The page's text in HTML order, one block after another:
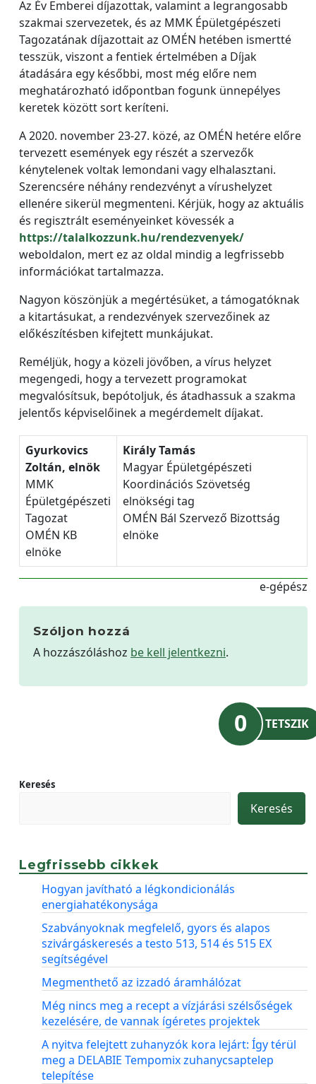
Az Év Emberei díjazottak, valamint a legrangosabb
szakmai szervezetek, és az MMK Épületgépészeti
Tagozatának díjazottait az OMÉN hetében ismertté
tesszük, viszont a fentiek értelmében a Díjak
átadására egy későbbi, most még előre nem
meghatározható időpontban fogunk ünnepélyes
keretek között sort keríteni.
A 2020. november 23-27. közé, az OMÉN hetére előre
tervezett események egy részét a szervezők
kénytelenek voltak lemondani vagy elhalasztani.
Szerencsére néhány rendezvényt a vírushelyzet
ellenére sikerül megmenteni. Kérjük, hogy az aktuális
és regisztrált eseményeinket kövessék a
https://talalkozzunk.hu/rendezvenyek/
weboldalon, mert ez az oldal mindig a legfrissebb
információkat tartalmazza.
Nagyon köszönjük a megértésüket, a támogatóknak
a kitartásukat, a rendezvények szervezőinek az
előkészítésben kifejtett munkájukat.
Reméljük, hogy a közeli jövőben, a vírus helyzet
megengedi, hogy a tervezett programokat
megvalósítsuk, bepótoljuk, és átadhassuk a szakma
jelentős képviselőinek a megérdemelt díjakat.
Gyurkovics
Zoltán, elnök
MMK
Épületgépészeti
Tagozat
OMÉN KB
elnöke
Király Tamás
Magyar Épületgépészeti
Koordinációs Szövetség
elnökségi tag
OMÉN Bál Szervező Bizottság
elnöke
e-gépész
Szóljon hozzá
A hozzászóláshoz be kell jelentkezni.
0 TETSZIK
Keresés
Keresés
Legfrissebb cikkek
Hogyan javítható a légkondicionálás
energiahatékonysága
Szabványoknak megfelelő, gyors és alapos
szivárgáskeresés a testo 513, 514 és 515 EX
segítségével
Megmenthető az izzadó áramhálózat
Még nincs meg a recept a vízjárási szélsőségek
kezelésére, de vannak ígéretes projektek
A nyitva felejtett zuhanyzók kora lejárt: Így térül
meg a DELABIE Tempomix zuhanycsaptelep
telepítése